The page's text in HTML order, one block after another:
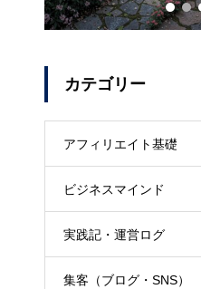
カテゴリー
アフィリエイト基礎
ビジネスマインド
実践記・運営ログ
集客（ブログ・SNS）